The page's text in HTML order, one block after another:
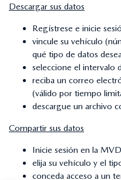
Descargar sus datos
Regístrese e inicie
vincule su vehículo
qué tipo de datos
seleccione el intervalo
reciba un correo
(válido por tiempo
descargue un archivo
Compartir sus datos
Inicie sesión en la
elija su vehículo y el
conceda acceso a un